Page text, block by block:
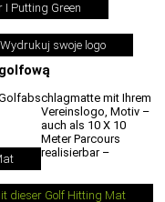
I Putting Green
Wydrukuj swoje logo
dieser Golf Hitting Mat
golfową
mit Ihrem
Vereinslogo, Motiv –
auch als 10 X 10
Meter Parcours
realisierbar –